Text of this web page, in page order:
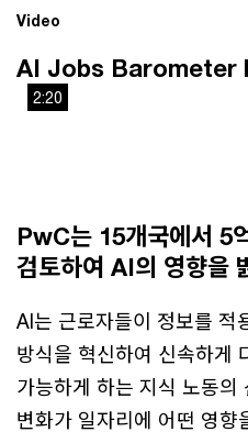
Video
AI Jobs Barometer
window.
2:20
PwC는 15개국에서 5
검토하여 AI의 영향을
AI는 근로자들이 정보를 적
방식을 혁신하여 신속하게
가능하게 하는 지식 노동의
변화가 일자리에 어떤 영향